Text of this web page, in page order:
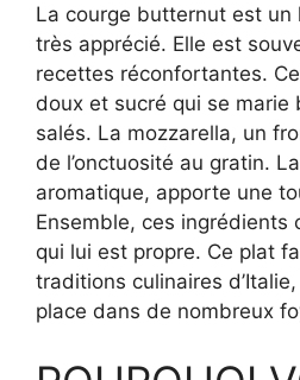
La courge butternut est un
très apprécié. Elle est
recettes réconfortantes.
doux et sucré qui se marie
salés. La mozzarella, un
de l’onctuosité au gratin.
aromatique, apporte une
Ensemble, ces ingrédients
qui lui est propre. Ce plat
traditions culinaires
place dans de nombreux